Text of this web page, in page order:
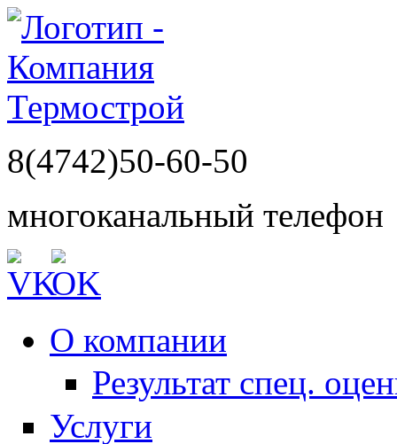
8(4742)50-60-50
многоканальный телефон
О компании
Результат спец.
Услуги